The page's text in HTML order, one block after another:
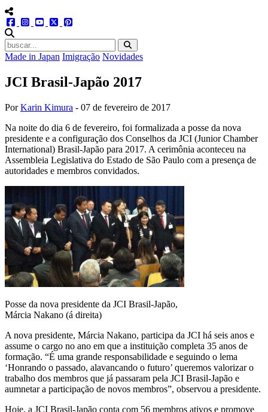
menu redes social
facebookinstagram
youtube
twitter
Made in Japan Imigração Novidades
JCI Brasil-Japão 2017
PorKarin Kimura - 07 de fevereiro de 2017
Na noite do dia 6 de fevereiro, foi formalizada a posse da nova
presidente e a configuração dos Conselhos da JCI (Junior Chamber
International) Brasil-Japão para 2017. A cerimônia aconteceu na
Assembleia Legislativa do Estado de São Paulo com a presença de
autoridades e membros convidados.
Posse da nova presidente da JCI Brasil-Japão,
Márcia Nakano (á direita)
A nova presidente, Márcia Nakano, participa da JCI há seis anos e
assume o cargo no ano em que a instituição completa 35 anos de
formação. “É uma grande responsabilidade e seguindo o lema
‘Honrando o passado, alavancando o futuro’ queremos valorizar o
trabalho dos membros que já passaram pela JCI Brasil-Japão e
aumnetar a participação de novos membros”, observou a presidente.
Hoje, a JCI Brasil-Japão conta com 56 membros ativos e promove